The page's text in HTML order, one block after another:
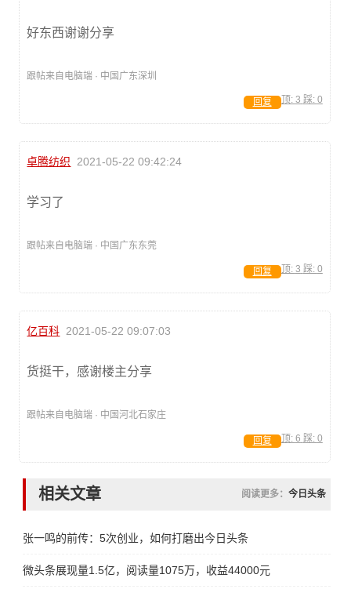
好东西谢谢分享
跟帖来自电脑端 · 中国广东深圳
顶: 3 踩: 0
回复
卓腾纺织 2021-05-22 09:42:24
学习了
跟帖来自电脑端 · 中国广东东莞
顶: 3 踩: 0
回复
亿百科 2021-05-22 09:07:03
货挺干，感谢楼主分享
跟帖来自电脑端 · 中国河北石家庄
顶: 6 踩: 0
回复
相关文章 阅读更多： 今日头条
张一鸣的前传：5次创业，如何打磨出今日头条
微头条展现量1.5亿，阅读量1075万，收益44000元